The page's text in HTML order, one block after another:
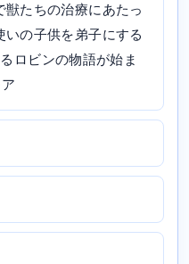
たちの治療にあたっ
の子供を弟子にする
ロビンの物語が始ま